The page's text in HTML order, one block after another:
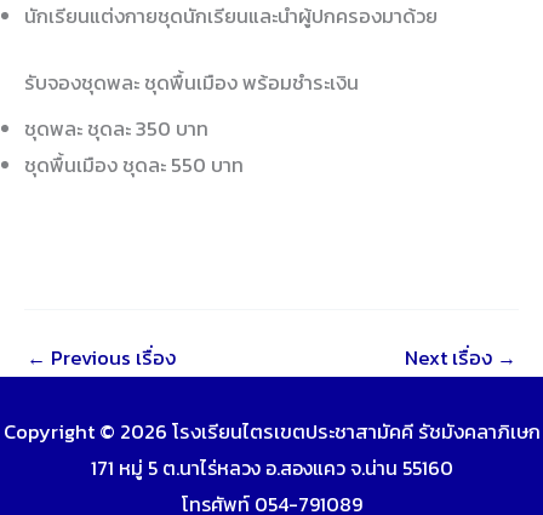
นักเรียนแต่งกายชุดนักเรียนและนำผู้ปกครองมาด้วย
รับจองชุดพละ ชุดพื้นเมือง พร้อมชำระเงิน
ชุดพละ ชุดละ 350 บาท
ชุดพื้นเมือง ชุดละ 550 บาท
← Previous เรื่อง Next เรื่อง →
Copyright © 2026 โรงเรียนไตรเขตประชาสามัคคี รัชมังคลาภิเษก
171 หมู่ 5 ต.นาไร่หลวง อ.สองแคว จ.น่าน 55160
โทรศัพท์ 054-791089